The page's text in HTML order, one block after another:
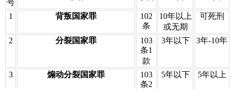
号
1 背叛国家罪
102
条
10年以上
或无期
可死刑
2 分裂国家罪
103
条1
款
3年以下 3年-10年
3 煽动分裂国家罪
103
条2
5年以下 5年以上